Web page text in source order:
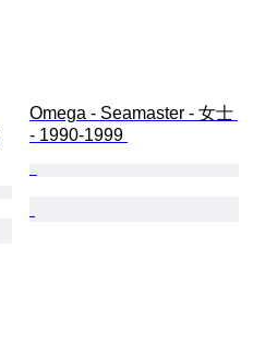
Omega - Seamaster - 女士
- 1990-1999